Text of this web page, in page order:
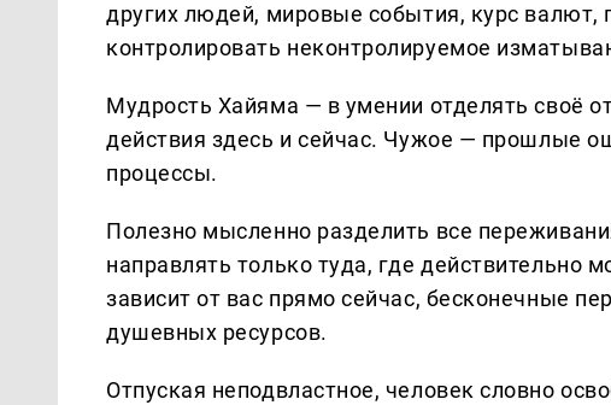
других людей, мировые события, курс
контролировать неконтролируемое
Мудрость Хайяма — в умении отделять своё
действия здесь и сейчас. Чужое — прошлые
процессы.
Полезно мысленно разделить все
направлять только туда, где действительно
зависит от вас прямо сейчас, бесконечные
душевных ресурсов.
Отпуская неподвластное, человек словно